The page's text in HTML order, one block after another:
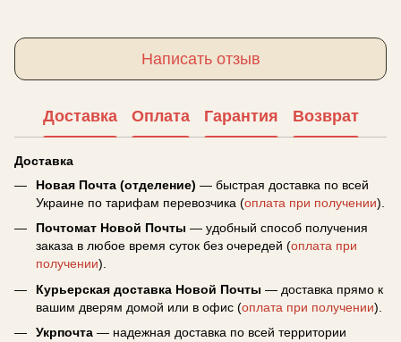
Написать отзыв
Доставка Оплата Гарантия Возврат
Доставка
Новая Почта (отделение) — быстрая доставка по всей
Украине по тарифам перевозчика (оплата при получении).
Почтомат Новой Почты — удобный способ получения
заказа в любое время суток без очередей (оплата при
получении).
Курьерская доставка Новой Почты — доставка прямо к
вашим дверям домой или в офис (оплата при получении).
Укрпочта — надежная доставка по всей территории